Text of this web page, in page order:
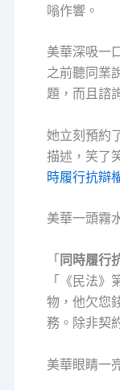
嗡作響。
美華深吸一
之前聽同業
題，而且諮
她立刻預約
描述，笑了
時履行抗辯
美華一頭霧
「同時履行
「《民法
物，他欠您
務。除非契
美華眼睛一